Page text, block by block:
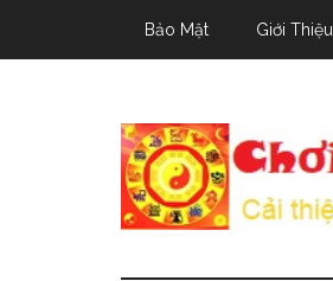
Bảo Mật Giới Thiệu